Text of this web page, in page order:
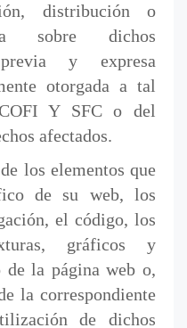
distribución o
sobre dichos
y expresa
otorgada a tal
Y SFC o del
afectados.
los elementos que
de su web, los
el código, los
gráficos y
la página web o,
la correspondiente
de dichos